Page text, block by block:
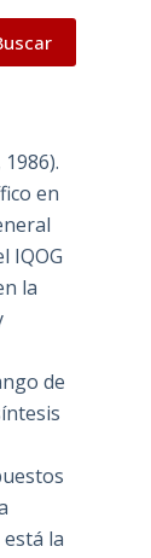
en
IQOG
la
de
la